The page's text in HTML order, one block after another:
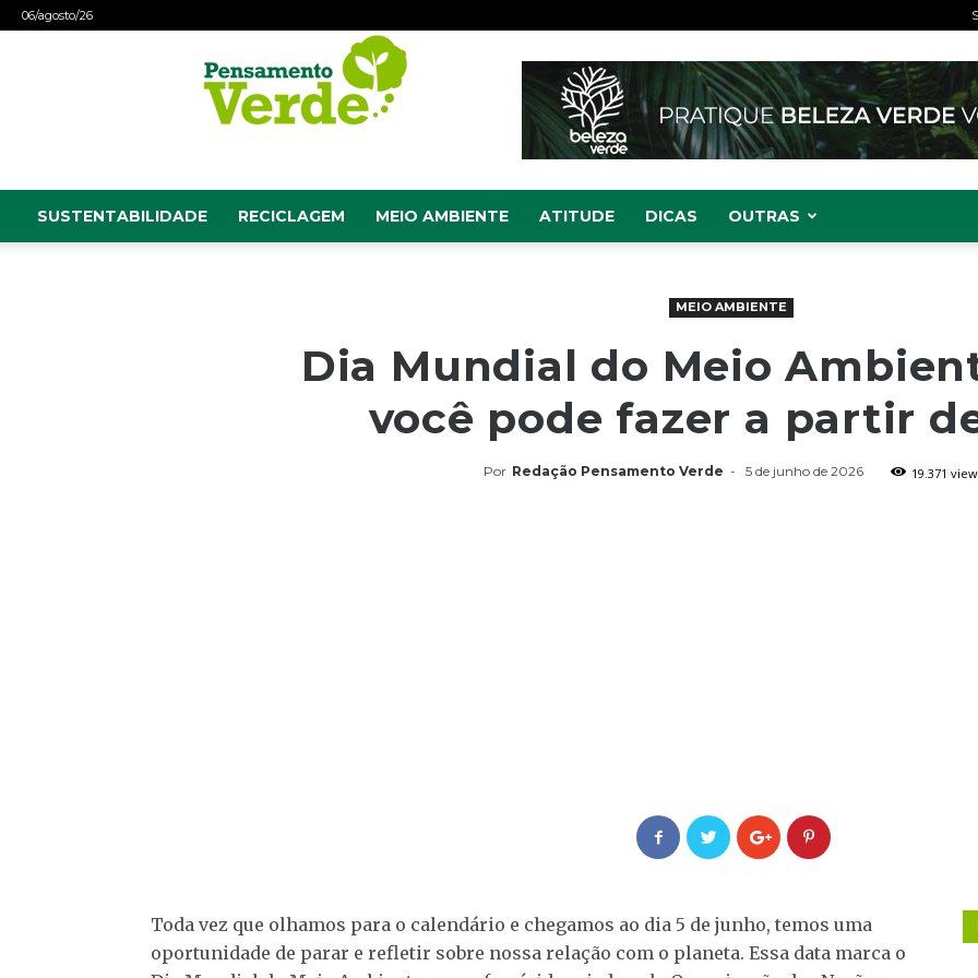
06/agosto/26
SUSTENTABILIDADE RECICLAGEM MEIO AMBIENTE ATITUDE DICAS OUTRAS
MEIO AMBIENTE
Dia Mundial do Meio
você pode fazer a partir
Por Redação Pensamento Verde - 5 de junho de 2026 19.371
Toda vez que olhamos para o calendário e chegamos ao dia 5 de junho, temos uma
oportunidade de parar e refletir sobre nossa relação com o planeta. Essa data marca o